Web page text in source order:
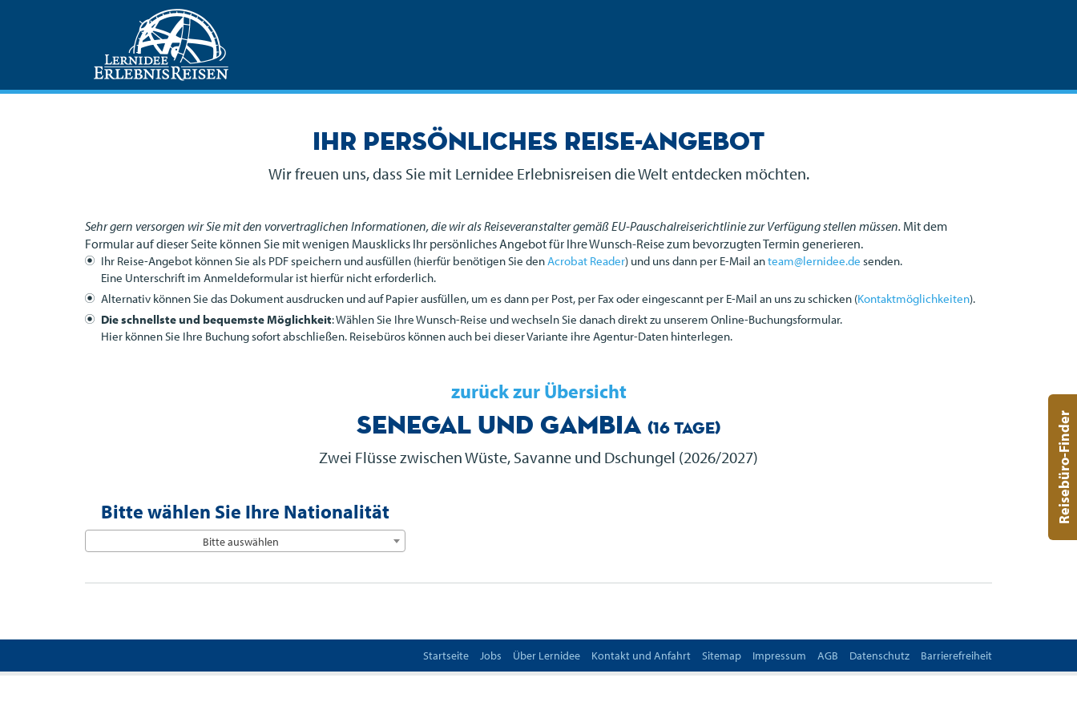
Ihr persönliches Reise-Angebot
Wir freuen uns, dass Sie mit Lernidee Erlebnisreisen die Welt entdecken möchten.
Sehr gern versorgen wir Sie mit den vorvertraglichen Informationen, die wir als Reiseveranstalter gemäß EU-Pauschalreiserichtlinie zur Verfügung stellen müssen. Mit dem
Formular auf dieser Seite können Sie mit wenigen Mausklicks Ihr persönliches Angebot für Ihre Wunsch-Reise zum bevorzugten Termin generieren.
Ihr Reise-Angebot können Sie als PDFspeichern und ausfüllen (hierfür benötigen Sie denAcrobat Reader) und uns dann per E-Mail anteam@lernidee.de senden.
Eine Unterschrift im Anmeldeformular ist hierfür nicht erforderlich.
Alternativ können Sie das Dokument ausdrucken und auf Papier ausfüllen, um es dann per Post, per Fax oder eingescannt per E-Mail an uns zu schicken (Kontaktmöglichkeiten).
Die schnellste und bequemste Möglichkeit: Wählen Sie Ihre Wunsch-Reise und wechseln Sie danach direkt zu unserem Online-Buchungsformular.
Hier können Sie Ihre Buchung sofort abschließen. Reisebüros können auch bei dieser Variante ihre Agentur-Daten hinterlegen.
zurück zur Übersicht
Senegal und Gambia (16 Tage)
Zwei Flüsse zwischen Wüste, Savanne und Dschungel (2026/2027)
Bitte wählen Sie Ihre Nationalität
Bitte auswählen
Startseite Jobs Über Lernidee Kontakt und Anfahrt Sitemap Impressum AGB Datenschutz Barrierefreiheit
Reisebüro-Finder